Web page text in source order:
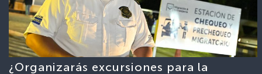
¿Organizarás excursiones para la